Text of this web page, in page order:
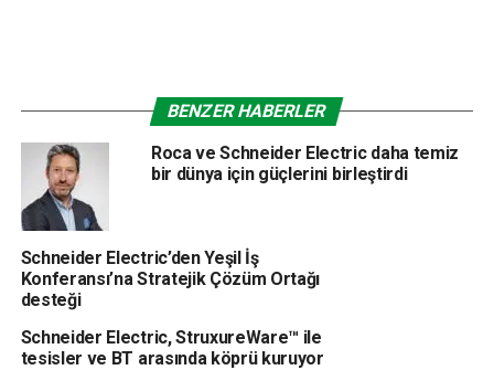
sıcaklık ve jaluzi kontrolü gibi bina işlevlerinin kolayca
çalıştırılmasının yanı sıra evinizi gözlemleme imkanı sunan
akıllı işlevleriyle istediğiniz her an her yerden evinizin
güvenliğini kontrol etme imkanı sağlıyor.
Evinizin kontrolünü kolaylaştırmanın ve kullanım kolaylığının
yanı sıra enerji verimliliğini de önemli ölçüde artıran KNX
ile evinizin her ayrıntısını yüksek standartlara göre
tasarlayabilir; akıllı evinizi konforunu sürebilirsiniz. Üstelik
KNX’in sunduğu pek çok fonksiyonu akıllı telefonunuza ya
da tabletinize indireceğiniz InSide Control uygulamasıyla
BENZER HABERLER
Roca ve Schneider Electric daha temiz
bir dünya için güçlerini birleştirdi
Schneider Electric’den Yeşil İş
Konferansı’na Stratejik Çözüm Ortağı
desteği
Schneider Electric, StruxureWare™ ile
tesisler ve BT arasında köprü kuruyor